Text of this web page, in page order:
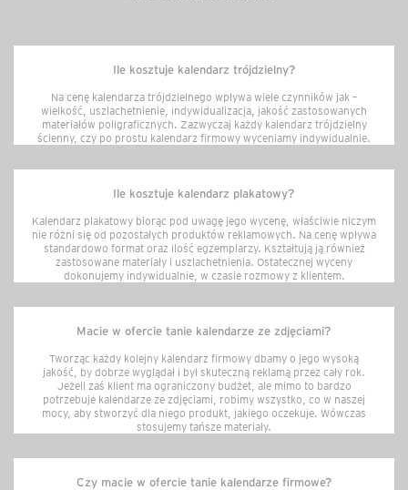
Ile kosztuje kalendarz trójdzielny?
Na cenę kalendarza trójdzielnego wpływa wiele czynników jak –
wielkość, uszlachetnienie, indywidualizacja, jakość zastosowanych
materiałów poligraficznych. Zazwyczaj każdy kalendarz trójdzielny
ścienny, czy po prostu kalendarz firmowy wyceniamy indywidualnie.
Ile kosztuje kalendarz plakatowy?
Kalendarz plakatowy biorąc pod uwagę jego wycenę, właściwie niczym
nie różni się od pozostałych produktów reklamowych. Na cenę wpływa
standardowo format oraz ilość egzemplarzy. Kształtują ją również
zastosowane materiały i uszlachetnienia. Ostatecznej wyceny
dokonujemy indywidualnie, w czasie rozmowy z klientem.
Macie w ofercie tanie kalendarze ze zdjęciami?
Tworząc każdy kolejny kalendarz firmowy dbamy o jego wysoką
jakość, by dobrze wyglądał i był skuteczną reklamą przez cały rok.
Jeżeli zaś klient ma ograniczony budżet, ale mimo to bardzo
potrzebuje kalendarze ze zdjęciami, robimy wszystko, co w naszej
mocy, aby stworzyć dla niego produkt, jakiego oczekuje. Wówczas
stosujemy tańsze materiały.
Czy macie w ofercie tanie kalendarze firmowe?